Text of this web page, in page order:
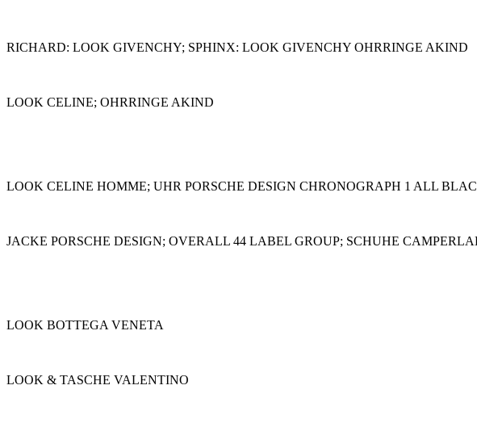
RICHARD: LOOK GIVENCHY; SPHINX: LOOK GIVENCHY OHRRINGE AKIND
LOOK CELINE; OHRRINGE AKIND
LOOK CELINE HOMME; UHR PORSCHE DESIGN CHRONOGRAPH 1 ALL
JACKE PORSCHE DESIGN; OVERALL 44 LABEL GROUP; SCHUHE
LOOK BOTTEGA VENETA
LOOK & TASCHE VALENTINO